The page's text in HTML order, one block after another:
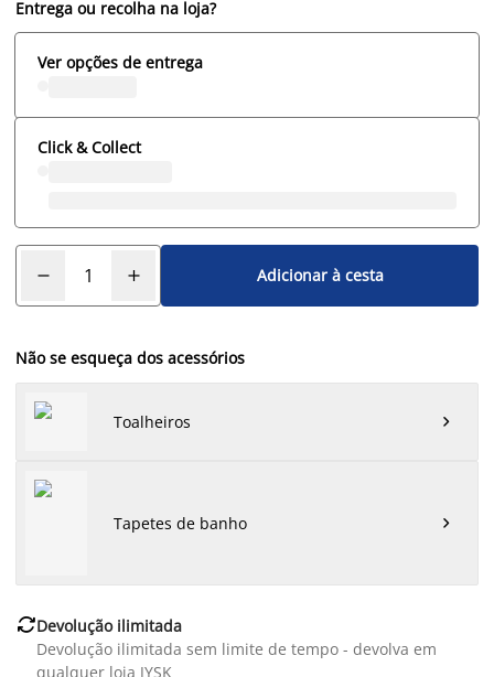
Entrega ou recolha na loja?
Ver opções de entrega
Click & Collect
Adicionar à cesta
Não se esqueça dos acessórios
Toalheiros 
Tapetes de banho 
Devolução ilimitada
Devolução ilimitada sem limite de tempo - devolva em
qualquer loja JYSK